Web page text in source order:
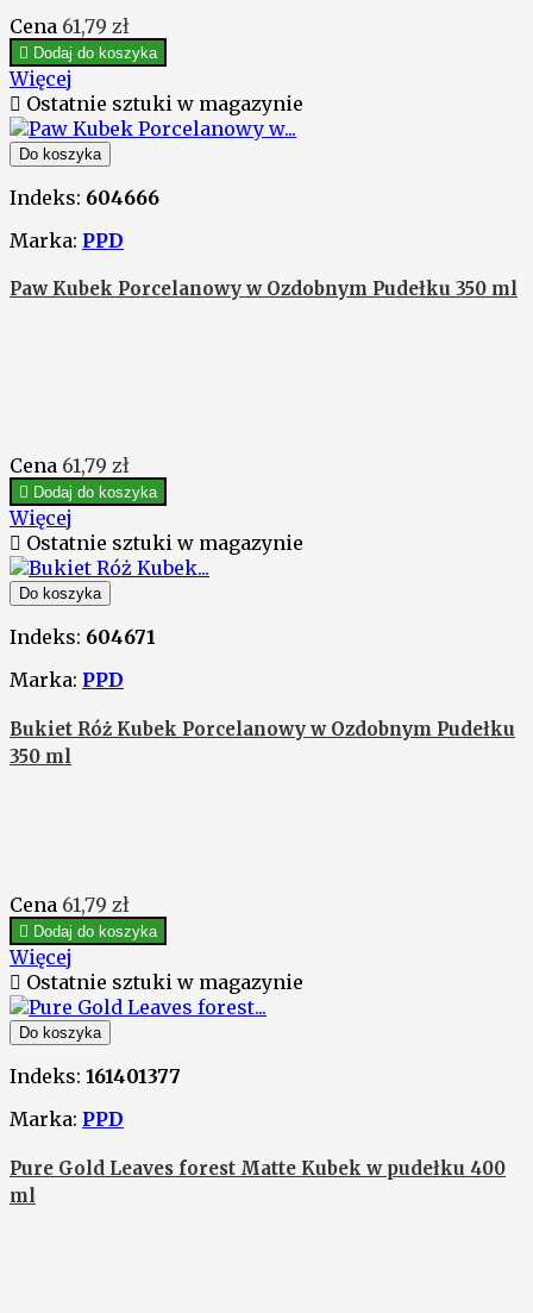
Cena 61,79 zł
 Dodaj do koszyka
Więcej
 Ostatnie sztuki w magazynie
Do koszyka
Indeks: 604666
Marka: PPD
Paw Kubek Porcelanowy w Ozdobnym Pudełku 350 ml
Cena 61,79 zł
 Dodaj do koszyka
Więcej
 Ostatnie sztuki w magazynie
Do koszyka
Indeks: 604671
Marka: PPD
Bukiet Róż Kubek Porcelanowy w Ozdobnym Pudełku
350 ml
Cena 61,79 zł
 Dodaj do koszyka
Więcej
 Ostatnie sztuki w magazynie
Do koszyka
Indeks: 161401377
Marka: PPD
Pure Gold Leaves forest Matte Kubek w pudełku 400
ml